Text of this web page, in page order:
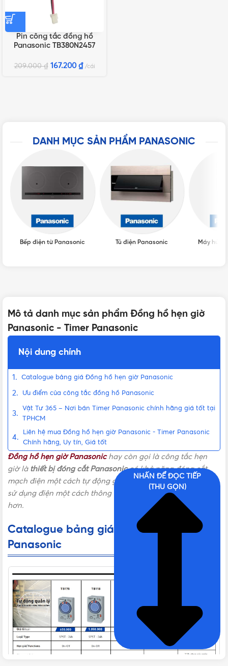
Pin công tắc đồng hồ
Panasonic TB380N2457
209.000₫ 167.200 ₫ cái
DANH MỤC SẢN PHẨM PANASONIC
Bếp điện từ Panasonic Tủ điện Panasonic Máy hút
Mô tả danh mục sản phẩm Đồng hồ hẹn giờ
Panasonic - Timer Panasonic
Nội dung chính
Catalogue bảng giá Đồng hồ hẹn giờ Panasonic
Ưu điểm của công tắc đồng hồ Panasonic
Vật Tư 365 – Nơi bán Timer Panasonic chính hãng giá tốt tại
TPHCM
Liên hệ mua Đồng hồ hẹn giờ Panasonic - Timer Panasonic
Chính hãng, Uy tín, Giá tốt
Đồng hồ hẹn giờ Panasonichay còn gọi là công tắc hẹn
giờ là thiết bị đóng cắt Panasoniccó khả năng đóng cắt
mạch điện một cách tự động giúp bạn quản lý các thiết bị
sử dụng điện một cách thông minh hiệu quả và tiết kiệm
hơn.
Catalogue bảng giá Đồng hồ hẹn giờ
Panasonic
NHẤN ĐỂ ĐỌC TIẾP
(THU GỌN)